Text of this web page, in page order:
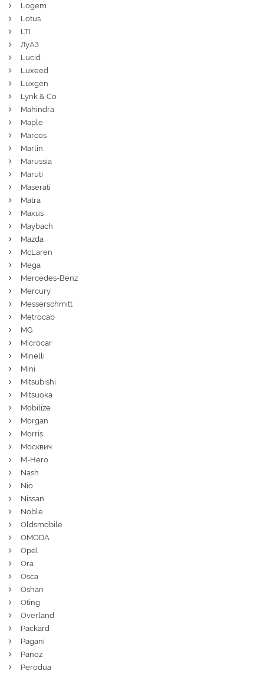
Logem
Lotus
LTI
ЛуАЗ
Lucid
Luxeed
Luxgen
Lynk & Co
Mahindra
Maple
Marcos
Marlin
Marussia
Maruti
Maserati
Matra
Maxus
Maybach
Mazda
McLaren
Mega
Mercedes-Benz
Mercury
Messerschmitt
Metrocab
MG
Microcar
Minelli
Mini
Mitsubishi
Mitsuoka
Mobilize
Morgan
Morris
Москвич
M-Hero
Nash
Nio
Nissan
Noble
Oldsmobile
OMODA
Opel
Ora
Osca
Oshan
Oting
Overland
Packard
Pagani
Panoz
Perodua